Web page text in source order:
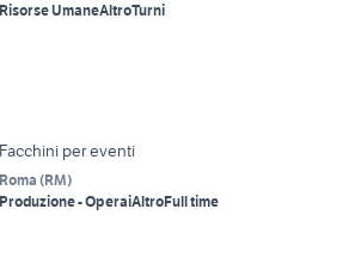
Risorse UmaneAltroTurni
Facchini per eventi
Roma (RM)
Produzione - OperaiAltroFull time